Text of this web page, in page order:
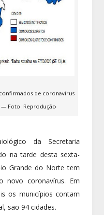
de coronavírus
Foto: Reprodução
da Secretaria
na tarde desta sexta-
Grande do Norte tem
novo coronavírus. Em
os municípios contam
são 94 cidades.